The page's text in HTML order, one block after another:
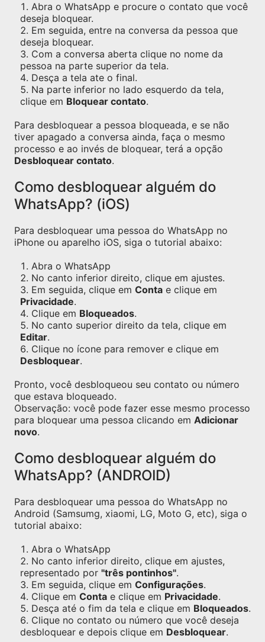
Abra o WhatsApp e procure o contato que você
deseja bloquear.
Em seguida, entre na conversa da pessoa que
deseja bloquear.
Com a conversa aberta clique no nome da
pessoa na parte superior da tela.
Desça a tela ate o final.
Na parte inferior no lado esquerdo da tela,
clique em Bloquear contato.
Para desbloquear a pessoa bloqueada, e se não
tiver apagado a conversa ainda, faça o mesmo
processo e ao invés de bloquear, terá a opção
Desbloquear contato.
Como desbloquear alguém do
WhatsApp? (iOS)
Para desbloquear uma pessoa do WhatsApp no
iPhone ou aparelho iOS, siga o tutorial abaixo:
Abra o WhatsApp
No canto inferior direito, clique em ajustes.
Em seguida, clique em Conta e clique em
Privacidade.
Clique em Bloqueados.
No canto superior direito da tela, clique em
Editar.
Clique no ícone para remover e clique em
Desbloquear.
Pronto, você desbloqueou seu contato ou número
que estava bloqueado.
Observação: você pode fazer esse mesmo processo
para bloquear uma pessoa clicando em Adicionar
novo.
Como desbloquear alguém do
WhatsApp? (ANDROID)
Para desbloquear uma pessoa do WhatsApp no
Android (Samsumg, xiaomi, LG, Moto G, etc), siga o
tutorial abaixo:
Abra o WhatsApp
No canto inferior direito, clique em ajustes,
representado por "três pontinhos".
Em seguida, clique em Configurações.
Clique em Conta e clique em Privacidade.
Desça até o fim da tela e clique em Bloqueados.
Clique no contato ou número que você deseja
desbloquear e depois clique em Desbloquear.